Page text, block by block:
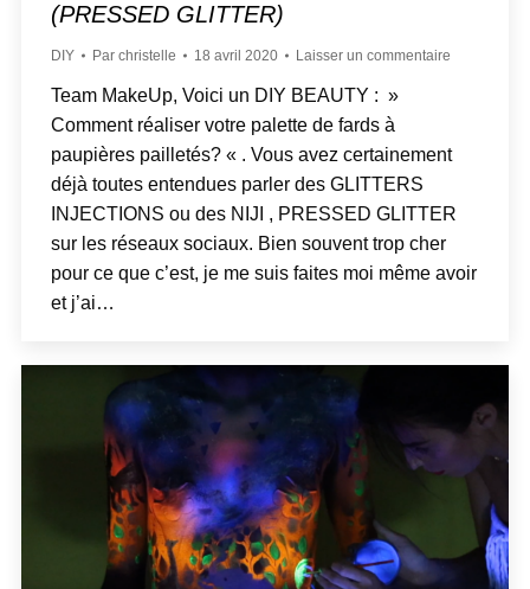
(PRESSED GLITTER)
DIY Par christelle 18 avril 2020 Laisser un commentaire
Team MakeUp, Voici un DIY BEAUTY : »
Comment réaliser votre palette de fards à
paupières pailletés? « . Vous avez certainement
déjà toutes entendues parler des GLITTERS
INJECTIONS ou des NIJI , PRESSED GLITTER
sur les réseaux sociaux. Bien souvent trop cher
pour ce que c’est, je me suis faites moi même avoir
et j’ai…